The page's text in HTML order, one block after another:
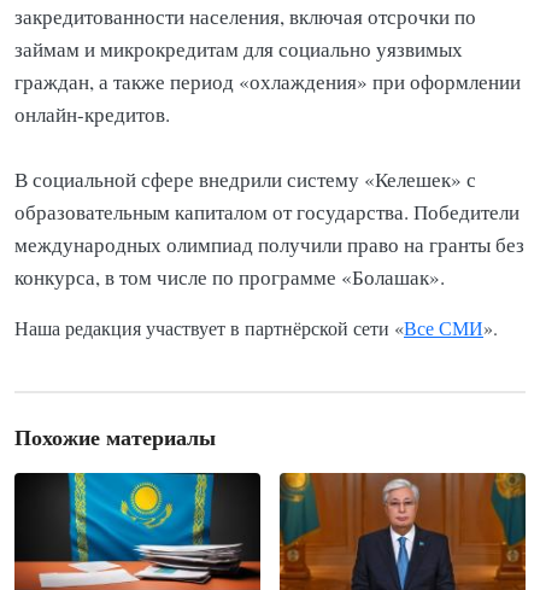
закредитованности населения, включая отсрочки по
займам и микрокредитам для социально уязвимых
граждан, а также период «охлаждения» при оформлении
онлайн-кредитов.
В социальной сфере внедрили систему «Келешек» с
образовательным капиталом от государства. Победители
международных олимпиад получили право на гранты без
конкурса, в том числе по программе «Болашак».
Наша редакция участвует в партнёрской сети «Все СМИ».
Похожие материалы